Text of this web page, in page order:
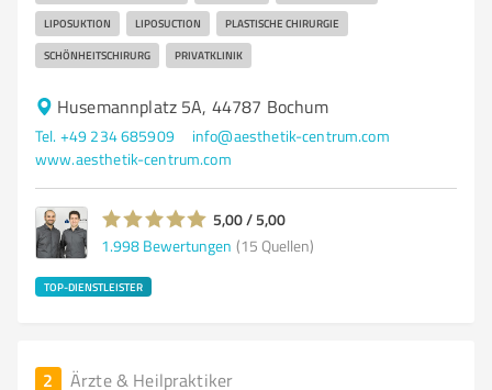
LIPOSUKTION LIPOSUCTION PLASTISCHE CHIRURGIE
SCHÖNHEITSCHIRURG PRIVATKLINIK
Husemannplatz 5A, 44787 Bochum
Tel. +49 234 685909
info@aesthetik-centrum.com
www.aesthetik-centrum.com
5,00 / 5,00
1.998 Bewertungen (15 Quellen)
TOP-DIENSTLEISTER
2 Ärzte & Heilpraktiker